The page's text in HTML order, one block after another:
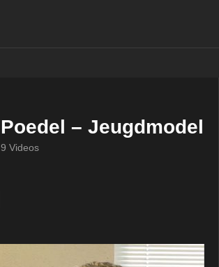
Poedel – Jeugdmodel
9 Videos